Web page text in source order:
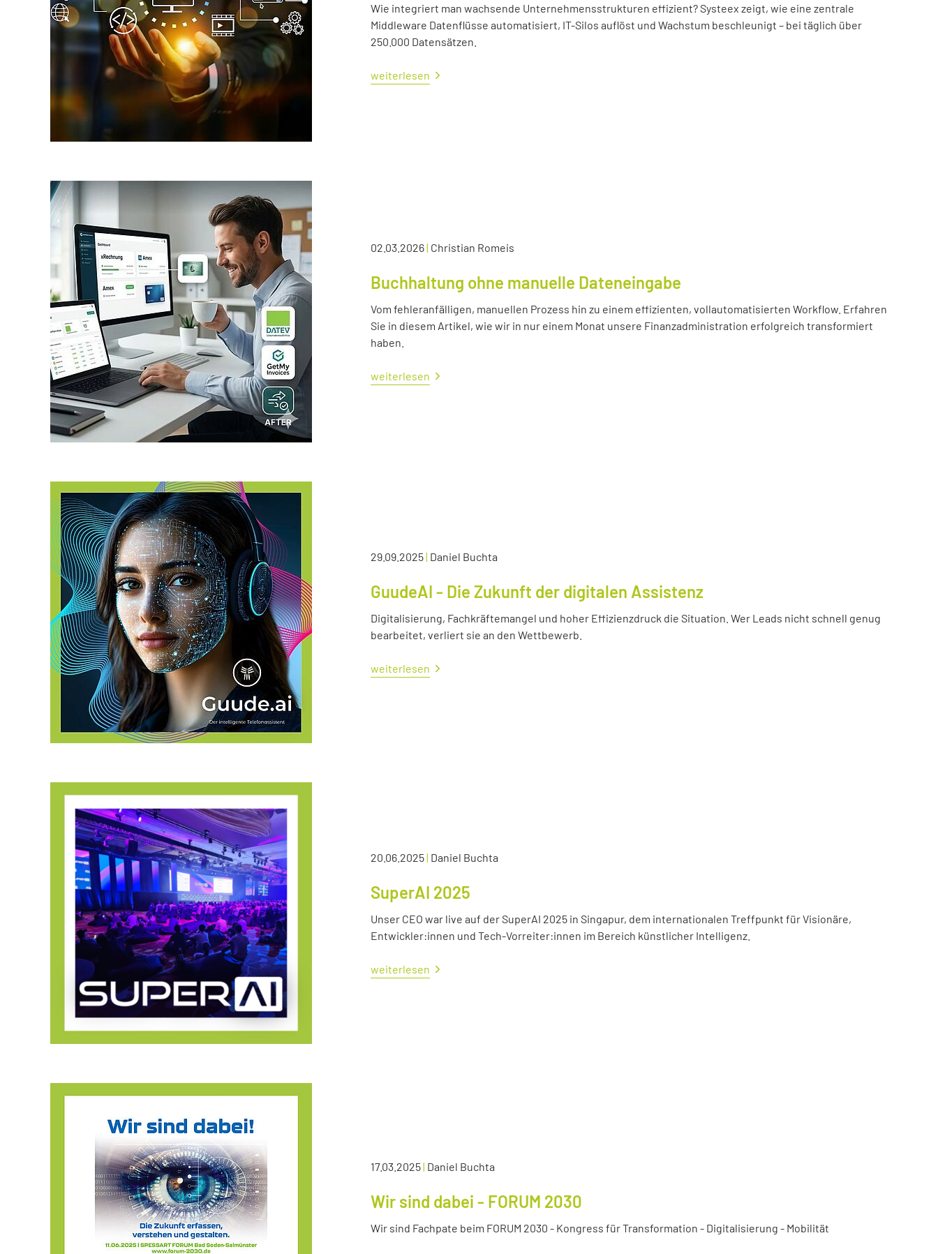
Wie integriert man wachsende Unternehmensstrukturen effizient? Systeex zeigt, wie eine zentrale
Middleware Datenflüsse automatisiert, IT-Silos auflöst und Wachstum beschleunigt – bei täglich über
250.000 Datensätzen.
weiterlesen
02.03.2026| Christian Romeis
Buchhaltung ohne manuelle Dateneingabe
Vom fehleranfälligen, manuellen Prozess hin zu einem effizienten, vollautomatisierten Workflow. Erfahren
Sie in diesem Artikel, wie wir in nur einem Monat unsere Finanzadministration erfolgreich transformiert
haben.
weiterlesen
29.09.2025| Daniel Buchta
GuudeAI - Die Zukunft der digitalen Assistenz
Digitalisierung, Fachkräftemangel und hoher Effizienzdruck die Situation. Wer Leads nicht schnell genug
bearbeitet, verliert sie an den Wettbewerb.
weiterlesen
20.06.2025| Daniel Buchta
SuperAI 2025
Unser CEO war live auf der SuperAI 2025 in Singapur, dem internationalen Treffpunkt für Visionäre,
Entwickler:innen und Tech-Vorreiter:innen im Bereich künstlicher Intelligenz.
weiterlesen
17.03.2025| Daniel Buchta
Wir sind dabei - FORUM 2030
Wir sind Fachpate beim FORUM 2030 - Kongress für Transformation - Digitalisierung - Mobilität